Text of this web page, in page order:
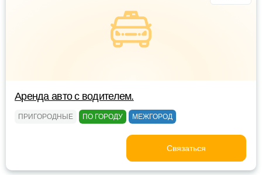
Аренда авто с водителем.
ПРИГОРОДНЫЕ ПО ГОРОДУ МЕЖГОРОД
Связаться